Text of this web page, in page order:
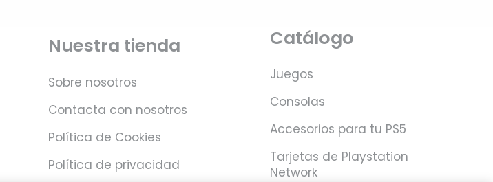
Nuestra tienda
Sobre nosotros
Contacta con nosotros
Política de Cookies
Política de privacidad
Catálogo
Juegos
Consolas
Accesorios para tu PS5
Tarjetas de Playstation
Network